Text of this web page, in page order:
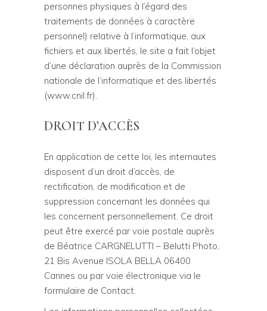
personnes physiques à l’égard des
traitements de données à caractère
personnel) relative à l’informatique, aux
fichiers et aux libertés, le site a fait l’objet
d’une déclaration auprès de la Commission
nationale de l’informatique et des libertés
(www.cnil.fr).
DROIT D’ACCÈS
En application de cette loi, les internautes
disposent d’un droit d’accès, de
rectification, de modification et de
suppression concernant les données qui
les concernent personnellement. Ce droit
peut être exercé par voie postale auprès
de Béatrice CARGNELUTTI – Belutti Photo,
21 Bis Avenue ISOLA BELLA 06400
Cannes ou par voie électronique via le
formulaire de Contact.